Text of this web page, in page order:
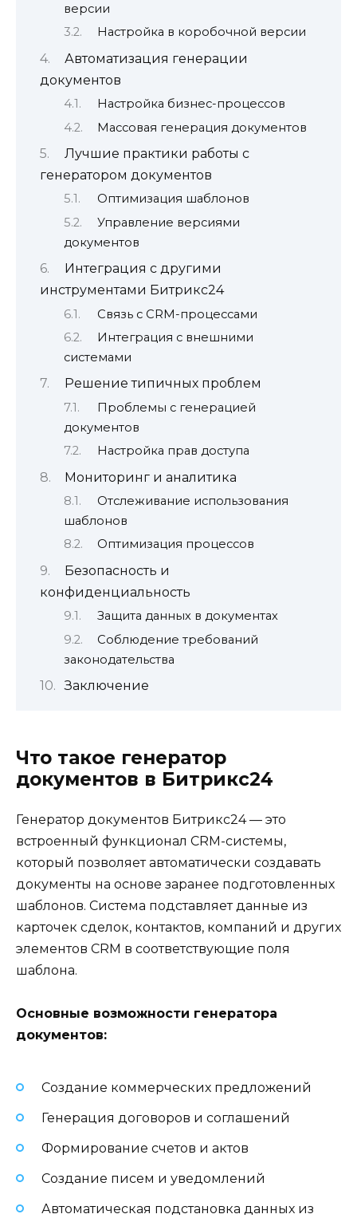
версии
Настройка в коробочной версии
Автоматизация генерации
документов
Настройка бизнес-процессов
Массовая генерация документов
Лучшие практики работы с
генератором документов
Оптимизация шаблонов
Управление версиями
документов
Интеграция с другими
инструментами Битрикс24
Связь с CRM-процессами
Интеграция с внешними
системами
Решение типичных проблем
Проблемы с генерацией
документов
Настройка прав доступа
Мониторинг и аналитика
Отслеживание использования
шаблонов
Оптимизация процессов
Безопасность и
конфиденциальность
Защита данных в документах
Соблюдение требований
законодательства
Заключение
Что такое генератор
документов в Битрикс24
Генератор документов Битрикс24 — это
встроенный функционал CRM-системы,
который позволяет автоматически создавать
документы на основе заранее подготовленных
шаблонов. Система подставляет данные из
карточек сделок, контактов, компаний и других
элементов CRM в соответствующие поля
шаблона.
Основные возможности генератора
документов:
Создание коммерческих предложений
Генерация договоров и соглашений
Формирование счетов и актов
Создание писем и уведомлений
Автоматическая подстановка данных из